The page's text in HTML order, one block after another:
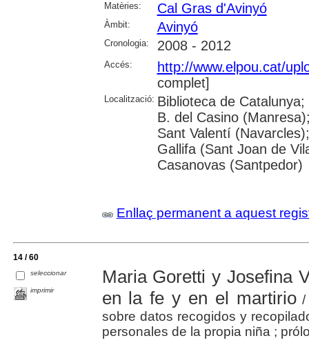
Matèries:
Cal Gras d'Avinyó
Àmbit: Avinyó
Cronologia: 2008 - 2012
Accés:
http://www.elpou.cat/
complet]
Localització: Biblioteca de
B. del Casino
Sant Valentí
Gallifa (Sant Joan de
Casanovas (Santpedor)
Enllaç permanent a aquest
14 / 60
seleccionar
imprimir
Maria Goretti y Josefina
en la fe y en el martirio/
sobre datos recogidos y
personales de la propia niña ;